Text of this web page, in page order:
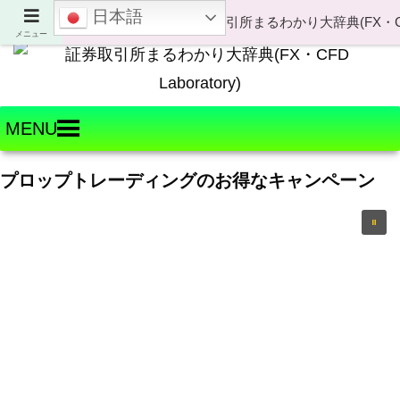
Welcome to FX・CFD Laboratory!
MENU
プロップトレーディングのお得なキャンペーン
メニュー
日本語